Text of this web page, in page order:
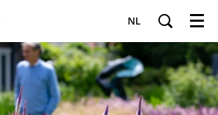
NL Menu